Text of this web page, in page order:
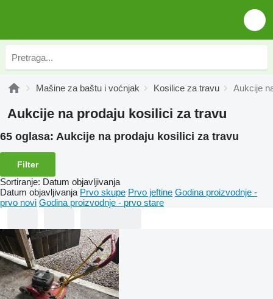
Mašine za baštu i voćnjak Kosilice za travu Aukcije
Aukcije na prodaju kosilici za travu
65 oglasa: Aukcije na prodaju kosilici za travu
Filter
Sortiranje: Datum objavljivanja
Datum objavljivanja Prvo skupe Prvo jeftine Godina proizvodnje -
prvo novi Godina proizvodnje - prvo stare